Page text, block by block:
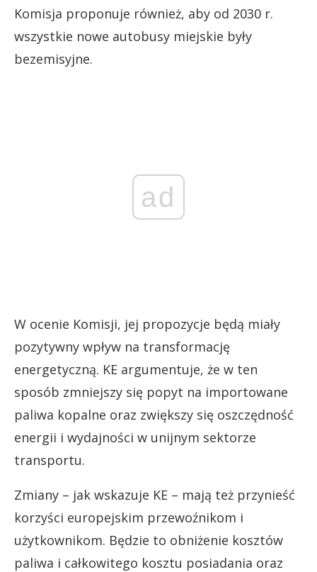
Komisja proponuje również, aby od 2030 r.
wszystkie nowe autobusy miejskie były
bezemisyjne.
ad
W ocenie Komisji, jej propozycje będą miały
pozytywny wpływ na transformację
energetyczną. KE argumentuje, że w ten
sposób zmniejszy się popyt na importowane
paliwa kopalne oraz zwiększy się oszczędność
energii i wydajności w unijnym sektorze
transportu.
Zmiany – jak wskazuje KE – mają też przynieść
korzyści europejskim przewoźnikom i
użytkownikom. Będzie to obniżenie kosztów
paliwa i całkowitego kosztu posiadania oraz